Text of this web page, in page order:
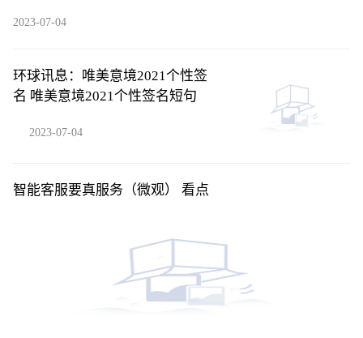
2023-07-04
环球讯息：唯美意境2021个性签
名 唯美意境2021个性签名短句
2023-07-04
智能客服要真服务（微观） 看点